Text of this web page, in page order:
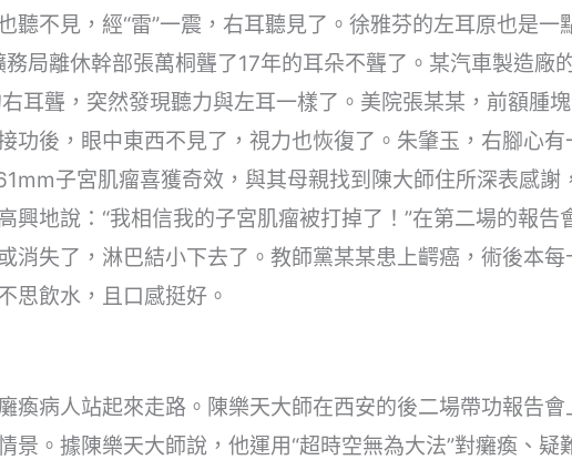
聽不見，經“雷”一震，右耳聽見了。徐雅芬的左耳原也是一
局離休幹部張萬桐聾了17年的耳朵不聾了。某汽車製造廠
耳聾，突然發現聽力與左耳一樣了。美院張某某，前額腫
功後，眼中東西不見了，視力也恢復了。朱肇玉，右腳心有
子宮肌瘤喜獲奇效，與其母親找到陳大師住所深表感謝
興地說：“我相信我的子宮肌瘤被打掉了！”在第二場的報告
消失了，淋巴結小下去了。教師黨某某患上齶癌，術後本每
思飲水，且口感挺好。
瘓病人站起來走路。陳樂天大師在西安的後二場帶功報告會
景。據陳樂天大師說，他運用“超時空無為大法”對癱瘓、疑